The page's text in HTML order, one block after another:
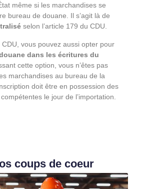
même si les marchandises se
bureau de douane. Il s’agit là de
selon l’article 179 du CDU.
CDU, vous pouvez aussi opter pour
dans les écritures du
cette option, vous n’êtes pas
marchandises au bureau de la
doit être en possession des
le jour de l’importation.
coups de coeur